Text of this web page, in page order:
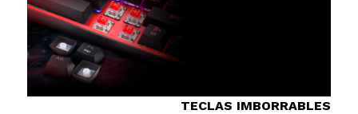
TECLAS IMBORRABLES